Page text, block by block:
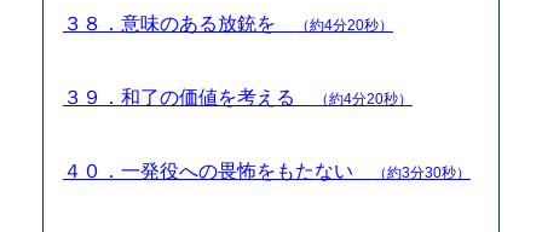
３８．意味のある放銃を （約4分20秒）
３９．和了の価値を考える （約4分20秒）
４０．一発役への畏怖をもたない （約3分30秒）